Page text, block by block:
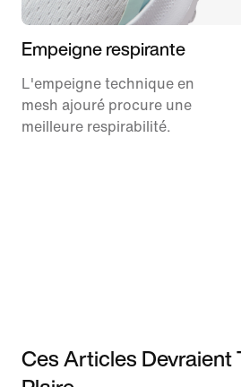
Empeigne respirante
L'empeigne technique en
mesh ajouré procure une
meilleure respirabilité.
Ces Articles Devraient